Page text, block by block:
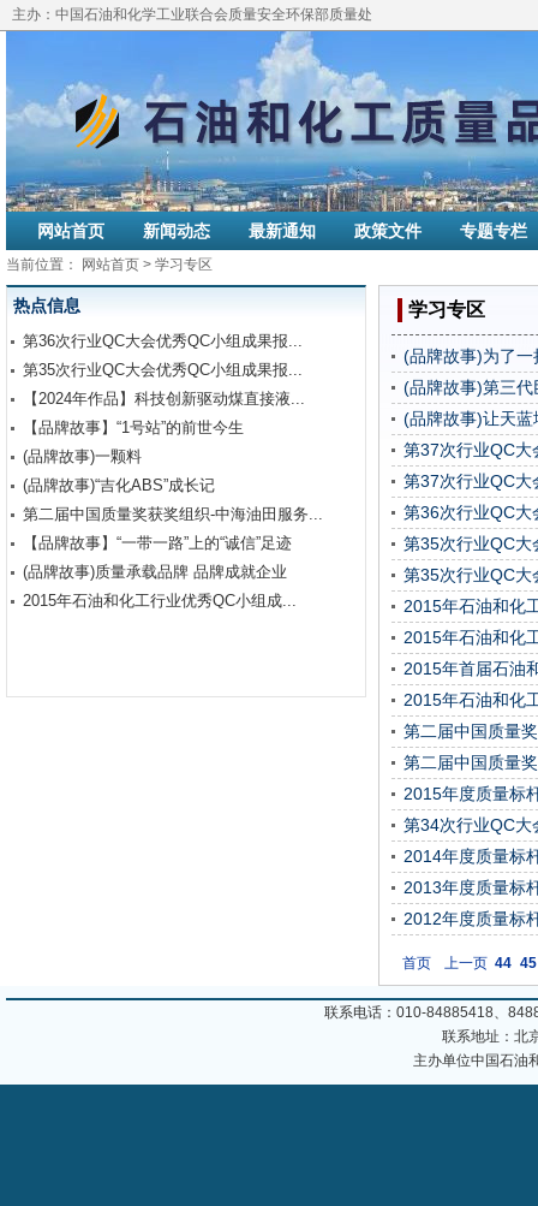
主办：中国石油和化学工业联合会质量安全环保部质量处
网站首页 新闻动态 最新通知 政策文件 专题专栏
当前位置： 网站首页 > 学习专区
热点信息
第36次行业QC大会优秀QC小组成果报...
第35次行业QC大会优秀QC小组成果报...
【2024年作品】科技创新驱动煤直接液...
【品牌故事】“1号站”的前世今生
(品牌故事)一颗料
(品牌故事)“吉化ABS”成长记
第二届中国质量奖获奖组织-中海油田服务...
【品牌故事】“一带一路”上的“诚信”足迹
(品牌故事)质量承载品牌 品牌成就企业
2015年石油和化工行业优秀QC小组成...
学习专区
(品牌故事)为了一
(品牌故事)第三代
(品牌故事)让天
第37次行业QC大
第37次行业QC大
第36次行业QC大
第35次行业QC大
第35次行业QC大
2015年石油和化
2015年石油和化
2015年首届石油
2015年石油和化
第二届中国质量
第二届中国质量
管理经验
2015年度质量标
第34次行业QC大
2014年度质量标
2013年度质量标
2012年度质量标
首页 上一页 44 45
联系电话：010-84885418、
联系地址：北
主办单位中国石油